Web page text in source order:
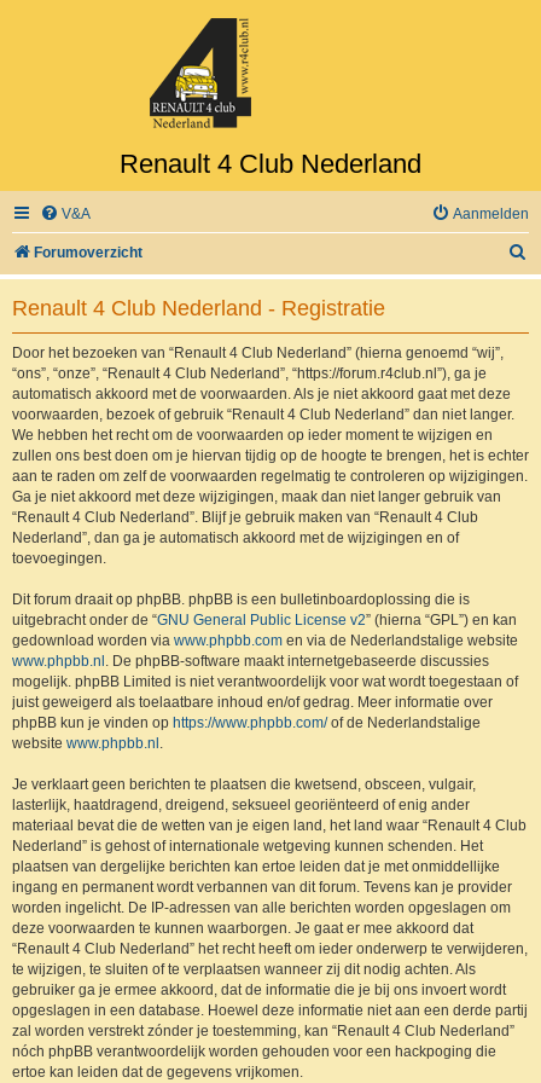
Renault 4 Club Nederland
V&A Aanmelden
Forumoverzicht
o
Renault 4 Club Nederland - Registratie
Door het bezoeken van “Renault 4 Club Nederland” (hierna genoemd “wij”,
“ons”, “onze”, “Renault 4 Club Nederland”, “https://forum.r4club.nl”), ga je
automatisch akkoord met de voorwaarden. Als je niet akkoord gaat met deze
voorwaarden, bezoek of gebruik “Renault 4 Club Nederland” dan niet langer.
We hebben het recht om de voorwaarden op ieder moment te wijzigen en
zullen ons best doen om je hiervan tijdig op de hoogte te brengen, het is echter
aan te raden om zelf de voorwaarden regelmatig te controleren op wijzigingen.
Ga je niet akkoord met deze wijzigingen, maak dan niet langer gebruik van
“Renault 4 Club Nederland”. Blijf je gebruik maken van “Renault 4 Club
Nederland”, dan ga je automatisch akkoord met de wijzigingen en of
toevoegingen.
Dit forum draait op phpBB. phpBB is een bulletinboardoplossing die is
uitgebracht onder de “GNU General Public License v2” (hierna “GPL”) en kan
gedownload worden via www.phpbb.com en via de Nederlandstalige website
www.phpbb.nl . De phpBB-software maakt internetgebaseerde discussies
mogelijk. phpBB Limited is niet verantwoordelijk voor wat wordt toegestaan of
juist geweigerd als toelaatbare inhoud en/of gedrag. Meer informatie over
phpBB kun je vinden op https://www.phpbb.com/of de Nederlandstalige
website www.phpbb.nl .
Je verklaart geen berichten te plaatsen die kwetsend, obsceen, vulgair,
lasterlijk, haatdragend, dreigend, seksueel georiënteerd of enig ander
materiaal bevat die de wetten van je eigen land, het land waar “Renault 4 Club
Nederland” is gehost of internationale wetgeving kunnen schenden. Het
plaatsen van dergelijke berichten kan ertoe leiden dat je met onmiddellijke
ingang en permanent wordt verbannen van dit forum. Tevens kan je provider
worden ingelicht. De IP-adressen van alle berichten worden opgeslagen om
deze voorwaarden te kunnen waarborgen. Je gaat er mee akkoord dat
“Renault 4 Club Nederland” het recht heeft om ieder onderwerp te verwijderen,
te wijzigen, te sluiten of te verplaatsen wanneer zij dit nodig achten. Als
gebruiker ga je ermee akkoord, dat de informatie die je bij ons invoert wordt
opgeslagen in een database. Hoewel deze informatie niet aan een derde partij
zal worden verstrekt zónder je toestemming, kan “Renault 4 Club Nederland”
nóch phpBB verantwoordelijk worden gehouden voor een hackpoging die
ertoe kan leiden dat de gegevens vrijkomen.